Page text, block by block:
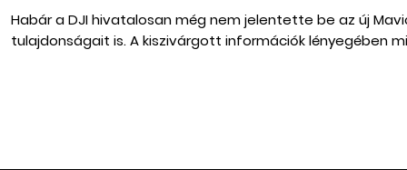
Habár a DJI hivatalosan még nem jelentette be az új
tulajdonságait is. A kiszivárgott információk lényegében